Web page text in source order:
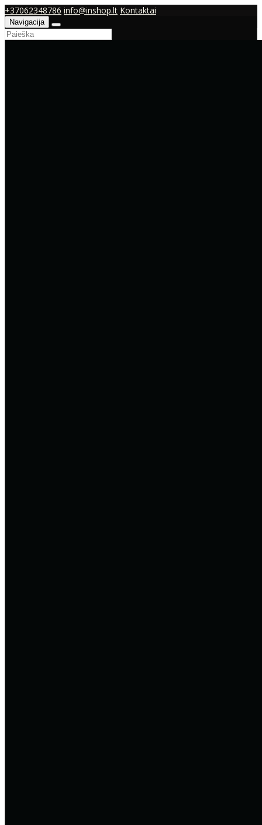
+37062348786 info@inshop.lt Kontaktai
Navigacija